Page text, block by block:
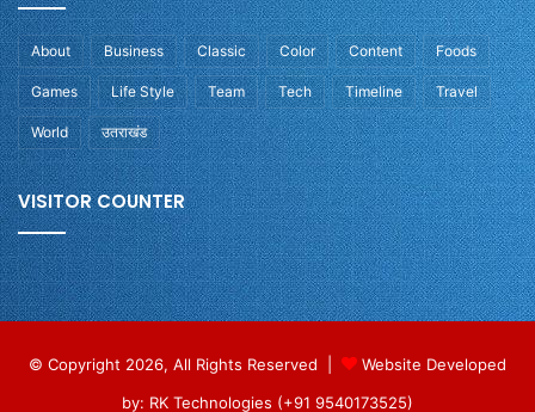
About Business Classic Color Content Foods
Games Life Style Team Tech Timeline Travel
World उतराखंड
VISITOR COUNTER
© Copyright 2026, All Rights Reserved |
Website Developed
by: RK Technologies (+91 9540173525)